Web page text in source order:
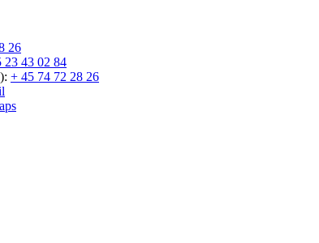
26
23 43 02 84
+ 45 74 72 28 26